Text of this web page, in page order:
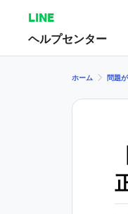
LINE
ヘルプセンター
ホーム 問題